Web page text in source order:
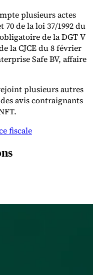
plusieurs actes
de la loi 37/1992 du
de la DGT V
la CJCE du 8 février
Safe BV, affaire
plusieurs autres
avis contraignants
fiscale